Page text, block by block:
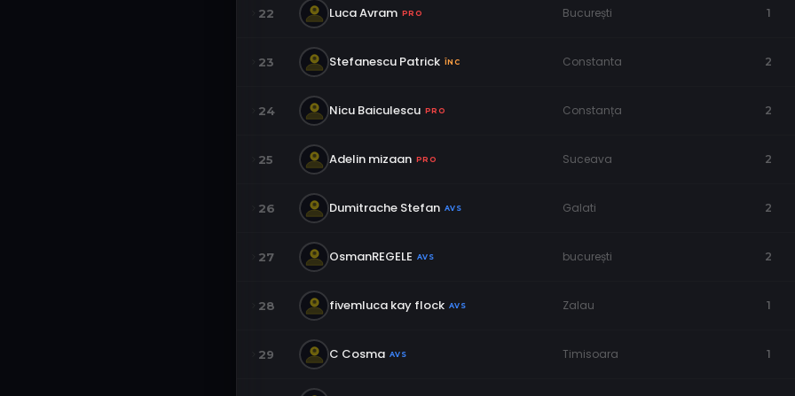
22 Luca Avram PRO București 1
23 Stefanescu Patrick ÎNC Constanta 2
24 Nicu Baiculescu PRO Constanța 2
25 Adelin mizaan PRO Suceava 2
26 Dumitrache Stefan AVS Galati 2
27 OsmanREGELE AVS bucurești 2
28 fivemluca kay flock AVS Zalau 1
29 C Cosma AVS Timisoara 1